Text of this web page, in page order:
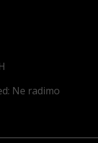
Ne radimo